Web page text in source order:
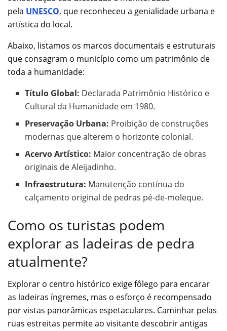
pela UNESCO, que reconheceu a genialidade urbana e
artística do local.
Abaixo, listamos os marcos documentais e estruturais
que consagram o município como um patrimônio de
toda a humanidade:
Título Global: Declarada Patrimônio Histórico e
Cultural da Humanidade em 1980.
Preservação Urbana: Proibição de construções
modernas que alterem o horizonte colonial.
Acervo Artístico: Maior concentração de obras
originais de Aleijadinho.
Infraestrutura: Manutenção contínua do
calçamento original de pedras pé-de-moleque.
Como os turistas podem
explorar as ladeiras de pedra
atualmente?
Explorar o centro histórico exige fôlego para encarar
as ladeiras íngremes, mas o esforço é recompensado
por vistas panorâmicas espetaculares. Caminhar pelas
ruas estreitas permite ao visitante descobrir antigas